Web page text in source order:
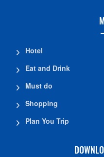
Hotel
Eat and Drink
Must do
Shopping
Plan You Trip